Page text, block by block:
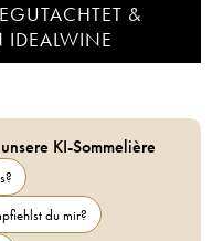
&
IDEALWINE
KI-Sommelière
du mir?